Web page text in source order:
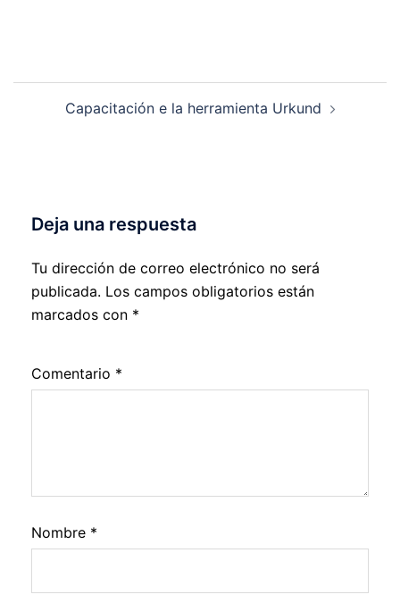
Capacitación e la herramienta Urkund
Deja una respuesta
Tu dirección de correo electrónico no será
publicada. Los campos obligatorios están
marcados con *
Comentario *
Nombre *